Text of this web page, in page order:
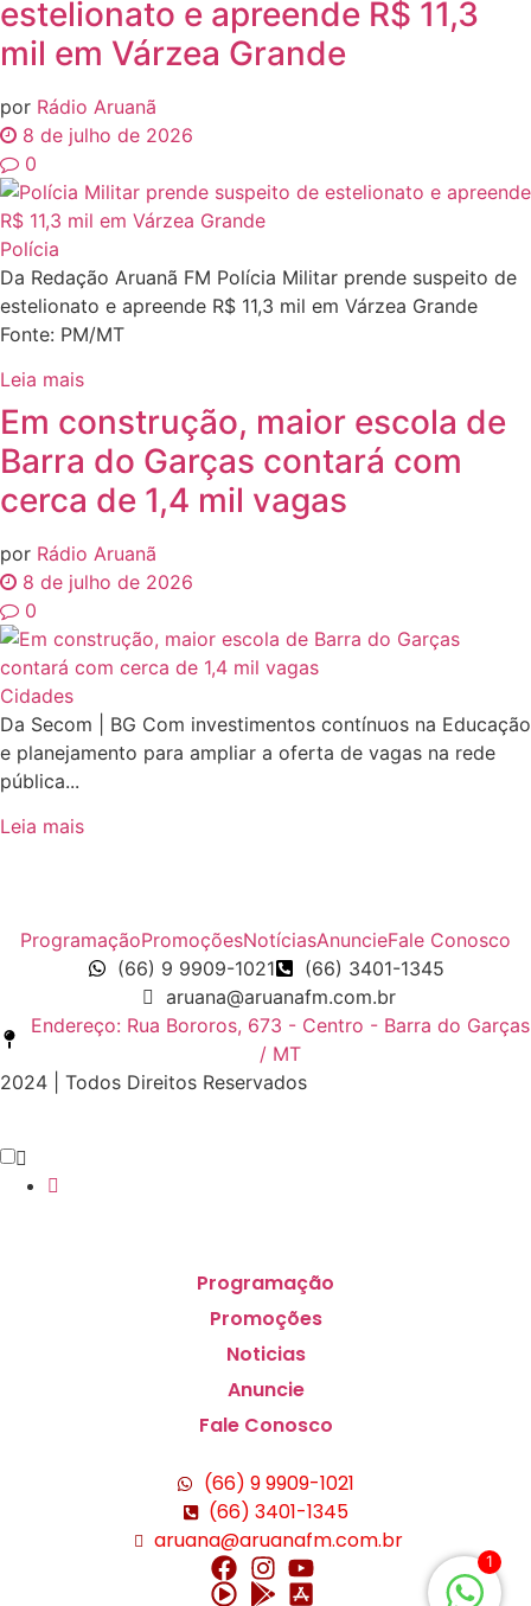
estelionato e apreende R$ 11,3
mil em Várzea Grande
por Rádio Aruanã
8 de julho de 2026
0
Polícia
Da Redação Aruanã FM Polícia Militar prende suspeito de
estelionato e apreende R$ 11,3 mil em Várzea Grande
Fonte: PM/MT
Leia mais
Em construção, maior escola de
Barra do Garças contará com
cerca de 1,4 mil vagas
por Rádio Aruanã
8 de julho de 2026
0
Cidades
Da Secom | BG Com investimentos contínuos na Educação
e planejamento para ampliar a oferta de vagas na rede
pública...
Leia mais
ProgramaçãoPromoçõesNotíciasAnuncieFale Conosco
(66) 9 9909-1021
(66) 3401-1345
aruana@aruanafm.com.br
Endereço: Rua Bororos, 673 - Centro - Barra do Garças
/ MT
2024 | Todos Direitos Reservados
1
Programação
Promoções
Noticias
Anuncie
Fale Conosco
(66) 9 9909-1021
(66) 3401-1345
aruana@aruanafm.com.br